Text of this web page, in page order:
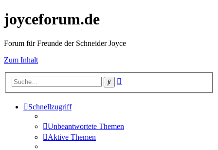
joyceforum.de
Forum für Freunde der Schneider Joyce
Zum Inhalt
Suche
Schnellzugriff
Unbeantwortete Themen
Aktive Themen